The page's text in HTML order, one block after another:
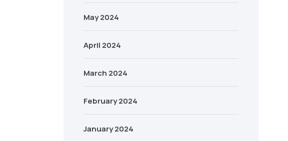
May 2024
April 2024
March 2024
February 2024
January 2024